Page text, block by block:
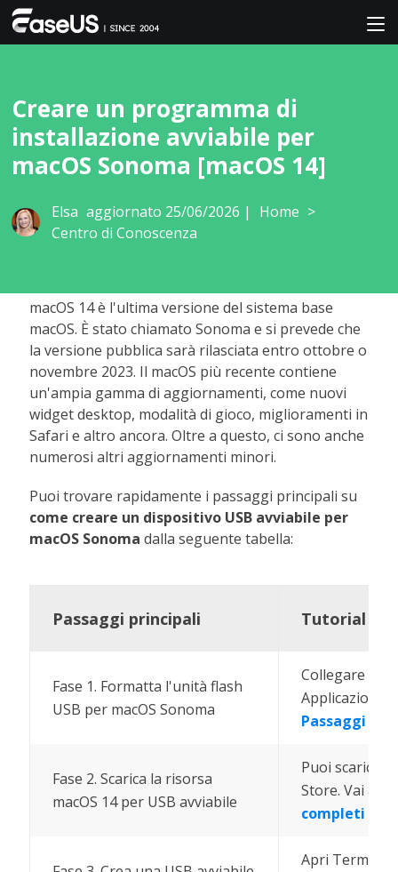
Creare un programma di
installazione avviabile per
macOS Sonoma [macOS 14]
Elsa aggiornato 25/06/2026 | Home >
Centro di Conoscenza
macOS 14 è l'ultima versione del sistema base
macOS. È stato chiamato Sonoma e si prevede che
la versione pubblica sarà rilasciata entro ottobre o
novembre 2023. Il macOS più recente contiene
un'ampia gamma di aggiornamenti, come nuovi
widget desktop, modalità di gioco, miglioramenti in
Safari e altro ancora. Oltre a questo, ci sono anche
numerosi altri aggiornamenti minori.
Puoi trovare rapidamente i passaggi principali su
come creare un dispositivo USB avviabile per
macOS Sonoma dalla seguente tabella:
Passaggi principali Tutorial
Fase 1. Formatta l'unità flash
USB per macOS Sonoma
Collegare
Applicazioni.
Passaggi
Fase 2. Scarica la risorsa
macOS 14 per USB avviabile
Puoi
Store. Vai
completi
Apri